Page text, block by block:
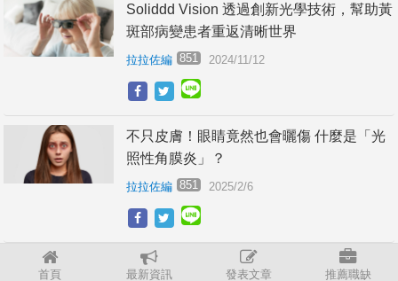
首頁 最新資訊 發表文章 推薦職缺
Soliddd Vision 透過創新光學技術，幫助黃
斑部病變患者重返清晰世界
拉拉佐編 851 2024/11/12
不只皮膚！眼睛竟然也會曬傷 什麼是「光
照性角膜炎」？
拉拉佐編 851 2025/2/6